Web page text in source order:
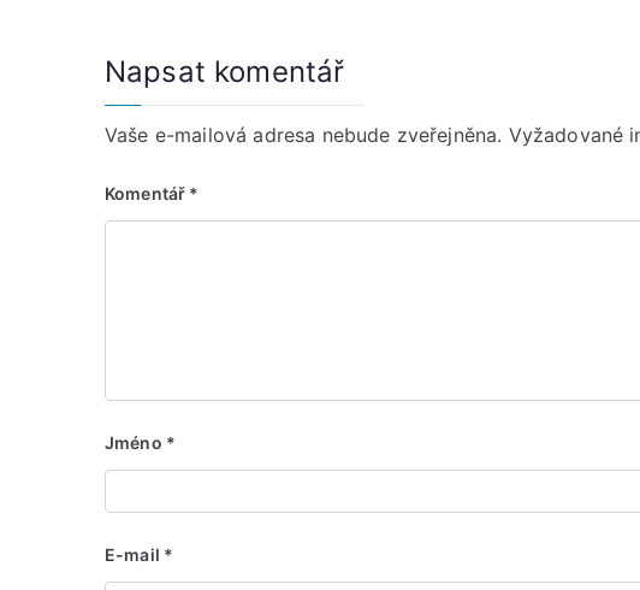
Napsat komentář
Vaše e-mailová adresa nebude zveřejněna. Vyžadované
Komentář *
Jméno *
E-mail *